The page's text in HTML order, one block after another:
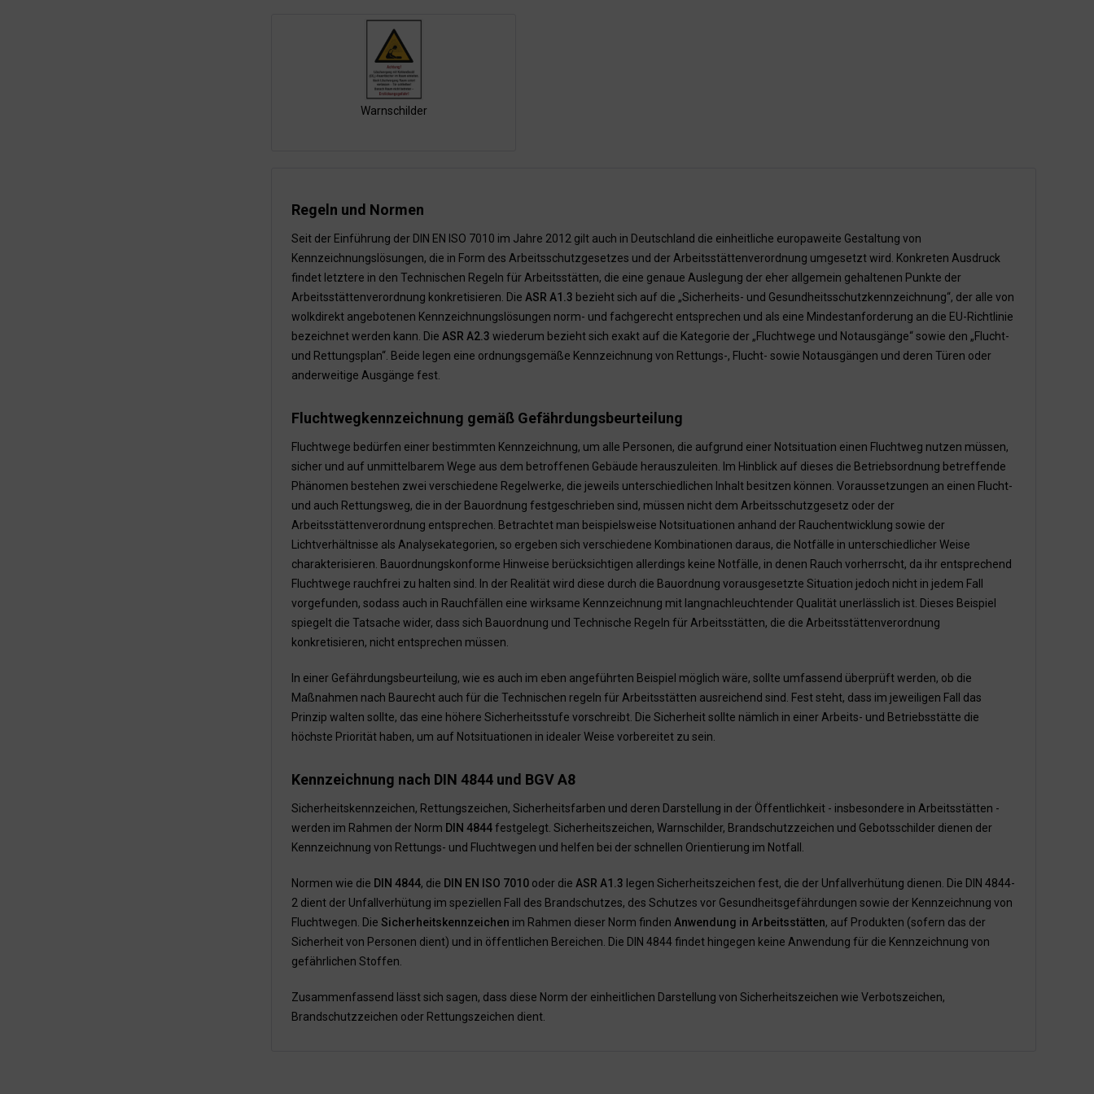
Warnschilder
Regeln und Normen
Seit der Einführung der DIN EN ISO 7010 im Jahre 2012 gilt auch in Deutschland die einheitliche europaweite Gestaltung von
Kennzeichnungslösungen, die in Form des Arbeitsschutzgesetzes und der Arbeitsstättenverordnung umgesetzt wird. Konkreten Ausdruck
findet letztere in den Technischen Regeln für Arbeitsstätten, die eine genaue Auslegung der eher allgemein gehaltenen Punkte der
Arbeitsstättenverordnung konkretisieren. Die ASR A1.3 bezieht sich auf die „Sicherheits- und Gesundheitsschutzkennzeichnung“, der alle von
wolkdirekt angebotenen Kennzeichnungslösungen norm- und fachgerecht entsprechen und als eine Mindestanforderung an die EU-Richtlinie
bezeichnet werden kann. Die ASR A2.3 wiederum bezieht sich exakt auf die Kategorie der „Fluchtwege und Notausgänge“ sowie den „Flucht-
und Rettungsplan“. Beide legen eine ordnungsgemäße Kennzeichnung von Rettungs-, Flucht- sowie Notausgängen und deren Türen oder
anderweitige Ausgänge fest.
Fluchtwegkennzeichnung gemäß Gefährdungsbeurteilung
Fluchtwege bedürfen einer bestimmten Kennzeichnung, um alle Personen, die aufgrund einer Notsituation einen Fluchtweg nutzen müssen,
sicher und auf unmittelbarem Wege aus dem betroffenen Gebäude herauszuleiten. Im Hinblick auf dieses die Betriebsordnung betreffende
Phänomen bestehen zwei verschiedene Regelwerke, die jeweils unterschiedlichen Inhalt besitzen können. Voraussetzungen an einen Flucht-
und auch Rettungsweg, die in der Bauordnung festgeschrieben sind, müssen nicht dem Arbeitsschutzgesetz oder der
Arbeitsstättenverordnung entsprechen. Betrachtet man beispielsweise Notsituationen anhand der Rauchentwicklung sowie der
Lichtverhältnisse als Analysekategorien, so ergeben sich verschiedene Kombinationen daraus, die Notfälle in unterschiedlicher Weise
charakterisieren. Bauordnungskonforme Hinweise berücksichtigen allerdings keine Notfälle, in denen Rauch vorherrscht, da ihr entsprechend
Fluchtwege rauchfrei zu halten sind. In der Realität wird diese durch die Bauordnung vorausgesetzte Situation jedoch nicht in jedem Fall
vorgefunden, sodass auch in Rauchfällen eine wirksame Kennzeichnung mit langnachleuchtender Qualität unerlässlich ist. Dieses Beispiel
spiegelt die Tatsache wider, dass sich Bauordnung und Technische Regeln für Arbeitsstätten, die die Arbeitsstättenverordnung
konkretisieren, nicht entsprechen müssen.
In einer Gefährdungsbeurteilung, wie es auch im eben angeführten Beispiel möglich wäre, sollte umfassend überprüft werden, ob die
Maßnahmen nach Baurecht auch für die Technischen regeln für Arbeitsstätten ausreichend sind. Fest steht, dass im jeweiligen Fall das
Prinzip walten sollte, das eine höhere Sicherheitsstufe vorschreibt. Die Sicherheit sollte nämlich in einer Arbeits- und Betriebsstätte die
höchste Priorität haben, um auf Notsituationen in idealer Weise vorbereitet zu sein.
Kennzeichnung nach DIN 4844 und BGV A8
Sicherheitskennzeichen, Rettungszeichen, Sicherheitsfarben und deren Darstellung in der Öffentlichkeit - insbesondere in Arbeitsstätten -
werden im Rahmen der Norm DIN 4844festgelegt. Sicherheitszeichen, Warnschilder, Brandschutzzeichen und Gebotsschilder dienen der
Kennzeichnung von Rettungs- und Fluchtwegen und helfen bei der schnellen Orientierung im Notfall.
Normen wie die DIN 4844, die DIN EN ISO 7010 oder die ASR A1.3 legen Sicherheitszeichen fest, die der Unfallverhütung dienen. Die DIN 4844-
2 dient der Unfallverhütung im speziellen Fall des Brandschutzes, des Schutzes vor Gesundheitsgefährdungen sowie der Kennzeichnung von
Fluchtwegen. Die Sicherheitskennzeichen im Rahmen dieser Norm finden Anwendung in Arbeitsstätten, auf Produkten (sofern das der
Sicherheit von Personen dient) und in öffentlichen Bereichen. Die DIN 4844 findet hingegen keine Anwendung für die Kennzeichnung von
gefährlichen Stoffen.
Zusammenfassend lässt sich sagen, dass diese Norm der einheitlichen Darstellung von Sicherheitszeichen wie Verbotszeichen,
Brandschutzzeichen oder Rettungszeichen dient.